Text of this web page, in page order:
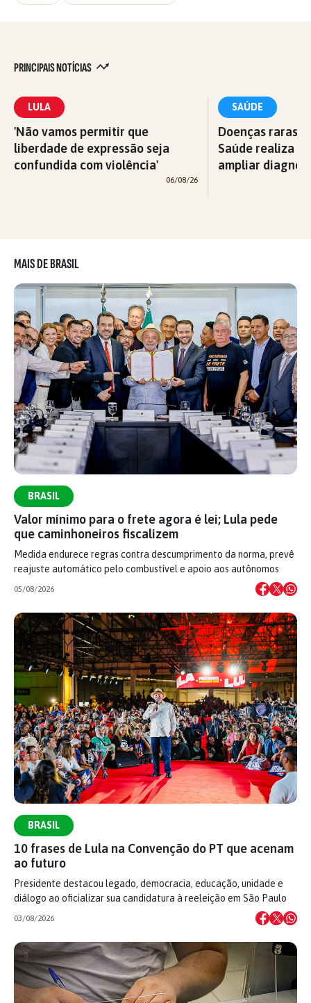
PRINCIPAIS NOTÍCIAS
LULA
'Não vamos permitir que
liberdade de expressão seja
confundida com violência'
06/08/26
SAÚDE
Doenças raras:
Saúde realiza
ampliar
MAIS DE BRASIL
BRASIL
Valor mínimo para o frete agora é lei; Lula pede
que caminhoneiros fiscalizem
Medida endurece regras contra descumprimento da norma, prevê
reajuste automático pelo combustível e apoio aos autônomos
05/08/2026
BRASIL
10 frases de Lula na Convenção do PT que acenam
ao futuro
Presidente destacou legado, democracia, educação, unidade e
diálogo ao oficializar sua candidatura à reeleição em São Paulo
03/08/2026